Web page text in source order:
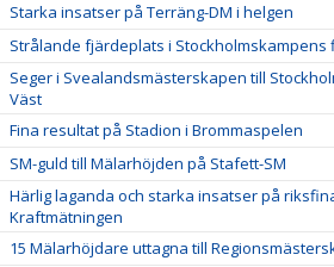
Starka insatser på Terräng-DM i helgen
Strålande fjärdeplats i Stockholmskampens
Seger i Svealandsmästerskapen till
Väst
Fina resultat på Stadion i Brommaspelen
SM-guld till Mälarhöjden på Stafett-SM
Härlig laganda och starka insatser på
Kraftmätningen
15 Mälarhöjdare uttagna till